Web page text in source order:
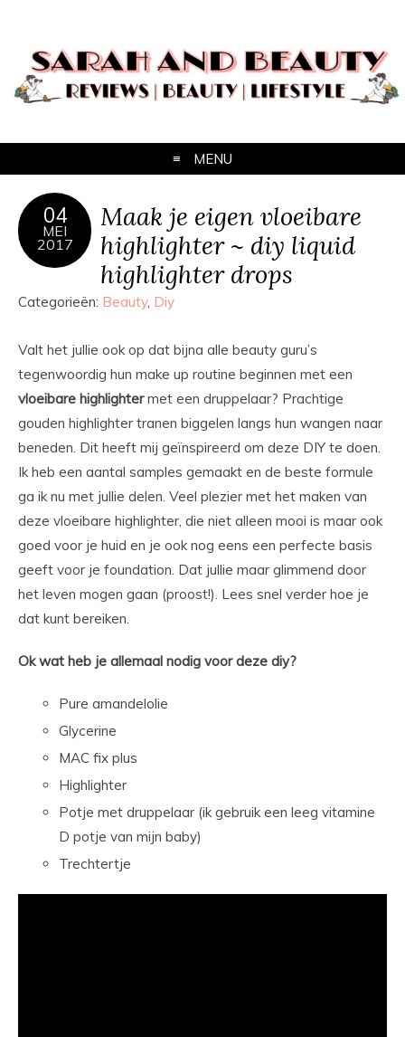
MENU
04
MEI
2017
Maak je eigen vloeibare
highlighter ~ diy liquid
highlighter drops
Categorieën: Beauty, Diy
Valt het jullie ook op dat bijna alle beauty guru’s
tegenwoordig hun make up routine beginnen met een
vloeibare highlightermet een druppelaar? Prachtige
gouden highlighter tranen biggelen langs hun wangen naar
beneden. Dit heeft mij geïnspireerd om deze DIY te doen.
Ik heb een aantal samples gemaakt en de beste formule
ga ik nu met jullie delen. Veel plezier met het maken van
deze vloeibare highlighter, die niet alleen mooi is maar ook
goed voor je huid en je ook nog eens een perfecte basis
geeft voor je foundation. Dat jullie maar glimmend door
het leven mogen gaan (proost!). Lees snel verder hoe je
dat kunt bereiken.
Ok wat heb je allemaal nodig voor deze diy?
Pure amandelolie
Glycerine
MAC fix plus
Highlighter
Potje met druppelaar (ik gebruik een leeg vitamine
D potje van mijn baby)
Trechtertje